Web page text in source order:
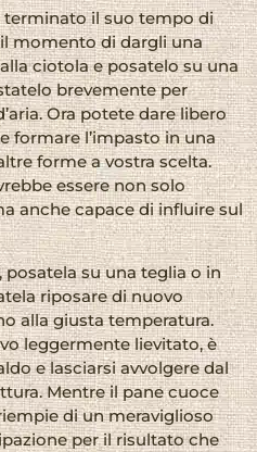
terminato il suo tempo di
momento di dargli una
ciotola e posatelo su una
brevemente per
Ora potete dare libero
formare l’impasto in una
forme a vostra scelta.
essere non solo
anche capace di influire sul
su una teglia o in
riposare di nuovo
alla giusta temperatura.
leggermente lievitato, è
e lasciarsi avvolgere dal
Mentre il pane cuoce
di un meraviglioso
per il risultato che